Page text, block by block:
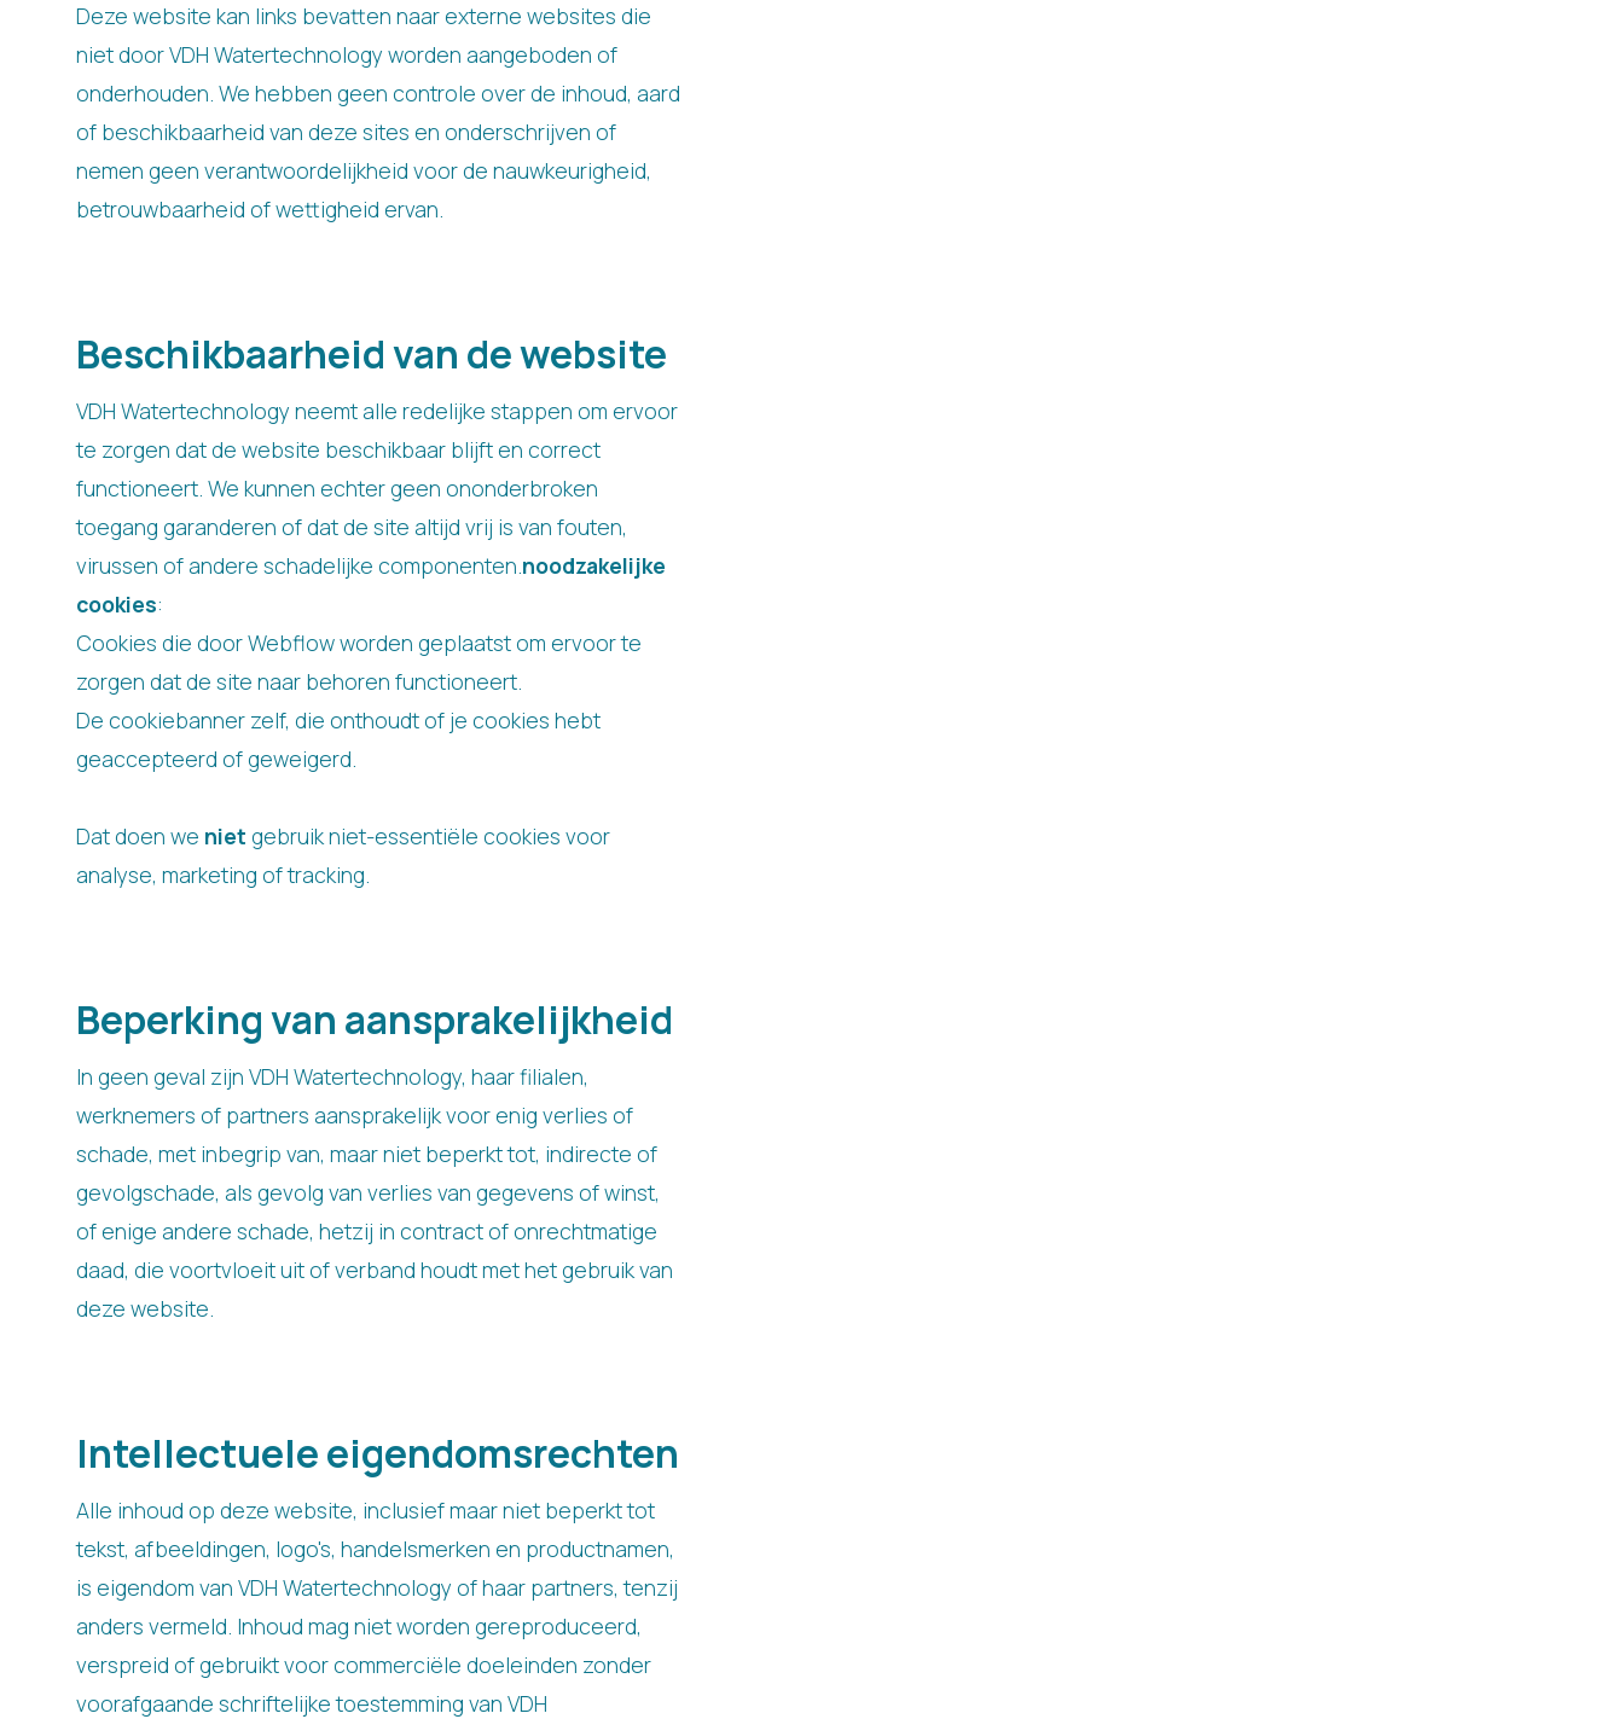
Deze website kan links bevatten naar externe websites die
niet door VDH Watertechnology worden aangeboden of
onderhouden. We hebben geen controle over de inhoud, aard
of beschikbaarheid van deze sites en onderschrijven of
nemen geen verantwoordelijkheid voor de nauwkeurigheid,
betrouwbaarheid of wettigheid ervan.
Beschikbaarheid van de website
VDH Watertechnology neemt alle redelijke stappen om ervoor
te zorgen dat de website beschikbaar blijft en correct
functioneert. We kunnen echter geen ononderbroken
toegang garanderen of dat de site altijd vrij is van fouten,
virussen of andere schadelijke componenten.noodzakelijke
cookies:
Cookies die door Webflow worden geplaatst om ervoor te
zorgen dat de site naar behoren functioneert.
De cookiebanner zelf, die onthoudt of je cookies hebt
geaccepteerd of geweigerd.
Dat doen we niet gebruik niet-essentiële cookies voor
analyse, marketing of tracking.
Beperking van aansprakelijkheid
In geen geval zijn VDH Watertechnology, haar filialen,
werknemers of partners aansprakelijk voor enig verlies of
schade, met inbegrip van, maar niet beperkt tot, indirecte of
gevolgschade, als gevolg van verlies van gegevens of winst,
of enige andere schade, hetzij in contract of onrechtmatige
daad, die voortvloeit uit of verband houdt met het gebruik van
deze website.
Intellectuele eigendomsrechten
Alle inhoud op deze website, inclusief maar niet beperkt tot
tekst, afbeeldingen, logo's, handelsmerken en productnamen,
is eigendom van VDH Watertechnology of haar partners, tenzij
anders vermeld. Inhoud mag niet worden gereproduceerd,
verspreid of gebruikt voor commerciële doeleinden zonder
voorafgaande schriftelijke toestemming van VDH